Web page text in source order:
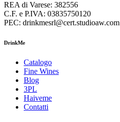
REA di Varese: 382556
C.F. e P.IVA: 03835750120
PEC: drinkmesrl@cert.studioaw.com
DrinkMe
Catalogo
Fine Wines
Blog
3PL
Haiveme
Contatti